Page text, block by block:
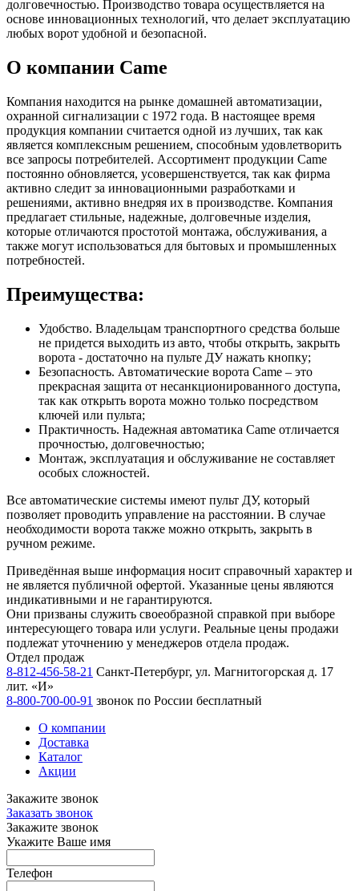
долговечностью. Производство товара осуществляется на
основе инновационных технологий, что делает эксплуатацию
любых ворот удобной и безопасной.
О компании Came
Компания находится на рынке домашней автоматизации,
охранной сигнализации с 1972 года. В настоящее время
продукция компании считается одной из лучших, так как
является комплексным решением, способным удовлетворить
все запросы потребителей. Ассортимент продукции Came
постоянно обновляется, усовершенствуется, так как фирма
активно следит за инновационными разработками и
решениями, активно внедряя их в производстве. Компания
предлагает стильные, надежные, долговечные изделия,
которые отличаются простотой монтажа, обслуживания, а
также могут использоваться для бытовых и промышленных
потребностей.
Преимущества:
Удобство. Владельцам транспортного средства больше
не придется выходить из авто, чтобы открыть, закрыть
ворота - достаточно на пульте ДУ нажать кнопку;
Безопасность. Автоматические ворота Came – это
прекрасная защита от несанкционированного доступа,
так как открыть ворота можно только посредством
ключей или пульта;
Практичность. Надежная автоматика Came отличается
прочностью, долговечностью;
Монтаж, эксплуатация и обслуживание не составляет
особых сложностей.
Все автоматические системы имеют пульт ДУ, который
позволяет проводить управление на расстоянии. В случае
необходимости ворота также можно открыть, закрыть в
ручном режиме.
Приведённая выше информация носит справочный характер и
не является публичной офертой. Указанные цены являются
индикативными и не гарантируются.
Они призваны служить своеобразной справкой при выборе
интересующего товара или услуги. Реальные цены продажи
подлежат уточнению у менеджеров отдела продаж.
Отдел продаж
8-812-456-58-21 Санкт-Петербург, ул. Магнитогорская д. 17
лит. «И»
8-800-700-00-91 звонок по России бесплатный
О компании
Доставка
Каталог
Акции
Закажите звонок
Заказать звонок
Закажите звонок
Укажите Ваше имя
Телефон